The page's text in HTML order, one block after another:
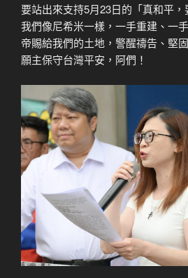
要站出來支持5月23日的「真和平
我們像尼希米一樣，一手重建、一
帝賜給我們的土地，警醒禱告、堅
願主保守台灣平安，阿們！